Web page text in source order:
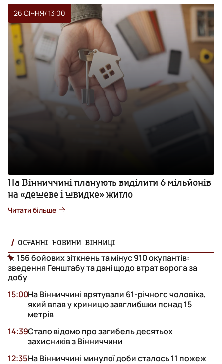
26 СІЧНЯ/ 13:00
На Вінниччині планують виділити 6 мільйонів
на «дешеве і швидке» житло
Читати більше
ОСТАННІ НОВИНИ ВІННИЦІ
156 бойових зіткнень та мінус 910 окупантів:
зведення Генштабу та дані щодо втрат ворога за
добу
На Вінниччині врятували 61-річного чоловіка,
який впав у криницю завглибшки понад 15
метрів
15:00
Стало відомо про загибель десятьох
захисників з Вінниччини
14:39
На Вінниччині минулої доби сталось 11 пожеж
12:35